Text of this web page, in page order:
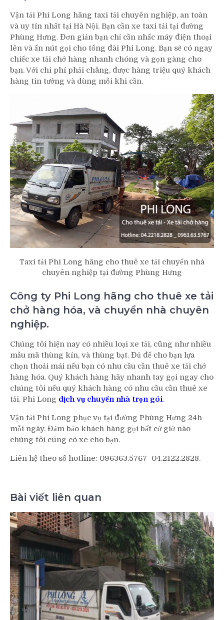
Vận tải Phi Long hãng taxi tải chuyên nghiệp, an toàn
và uy tín nhất tại Hà Nội. Bạn cần xe taxi tải tại đường
Phùng Hưng. Đơn giản bạn chỉ cần nhấc máy điện thoại
lên và ấn nút gọi cho tổng đài Phi Long. Bạn sẽ có ngay
chiếc xe tải chở hàng nhanh chóng và gọn gàng cho
bạn. Với chi phí phải chăng, được hàng triệu quý khách
hàng tin tưởng và dùng mỗi khi cần.
Taxi tải Phi Long hãng cho thuê xe tải chuyển nhà
chuyên nghiệp tại đường Phùng Hưng
Công ty Phi Long hãng cho thuê xe tải
chở hàng hóa, và chuyển nhà chuyên
nghiệp.
Chúng tôi hiện nay có nhiều loại xe tải, cũng như nhiều
mẫu mã thùng kín, và thùng bạt. Đủ để cho bạn lựa
chọn thoải mái nếu bạn có nhu cầu cần thuê xe tải chở
hàng hóa. Quý khách hàng hãy nhanh tay gọi ngay cho
chúng tôi nếu quý khách hàng có nhu cầu cần thuê xe
tải. Phi Long dịch vụ chuyển nhà trọn gói.
Vận tải Phi Long phục vụ tại đường Phùng Hưng 24h
mỗi ngày. Đảm bảo khách hàng gọi bất cứ giờ nào
chúng tôi cũng có xe cho bạn.
Liên hệ theo số hotline: 096363.5767_04.2122.2828.
Bài viết liên quan